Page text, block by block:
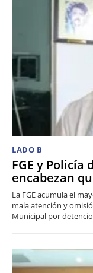
LADO B
FGE y Policía
encabezan
La FGE acumula el
mala atención y
Municipal por